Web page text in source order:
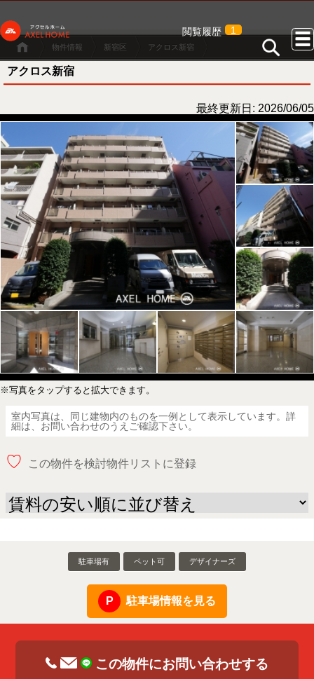
閲覧履歴 1
物件情報 新宿区 アクロス新宿
アクロス新宿
最終更新日: 2026/06/05
※写真をタップすると拡大できます。
室内写真は、同じ建物内のものを一例として表示しています。詳
細は、お問い合わせのうえご確認下さい。
♡ この物件を検討物件リストに登録
駐車場有 ペット可 デザイナーズ
駐車場情報を見る
この物件にお問い合わせする